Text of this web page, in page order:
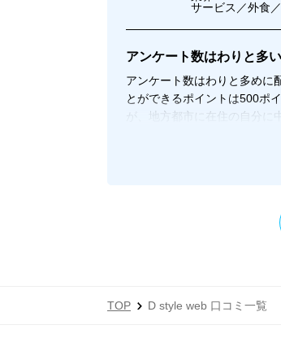
サービス／外食
アンケート数はわりと多い
アンケート数はわりと多めに
とができるポイントは500ポ
が、地方都市に在住の自分
し、貯めたポイントの最低
TOP D style web 口コミ一覧